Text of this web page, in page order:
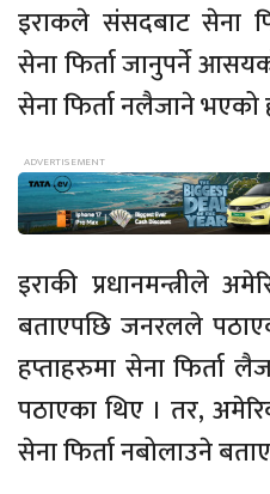
इराकले संसदबाट सेना
सेना फिर्ता जानुपर्ने
सेना फिर्ता नलैजाने भएको
इराकी प्रधानमन्त्रीले
बताएपछि जनरलले
हप्ताहरुमा सेना फिर्ता
पठाएका थिए । तर,
सेना फिर्ता नबोलाउने